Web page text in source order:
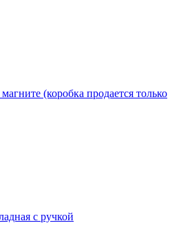
(коробка продается только